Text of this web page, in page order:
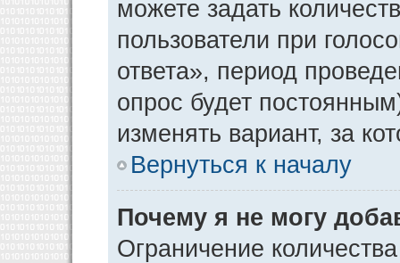
можете задать
пользователи при
ответа», период
опрос будет
изменять вариант, за
Вернуться к началу
Почему я не могу
Ограничение